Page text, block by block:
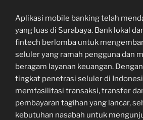
Aplikasi mobile banking telah
yang luas di Surabaya. Bank lokal
fintech berlomba untuk
seluler yang ramah pengguna dan
beragam layanan keuangan.
tingkat penetrasi seluler di
memfasilitasi transaksi, transfer
pembayaran tagihan yang lancar,
kebutuhan nasabah untuk